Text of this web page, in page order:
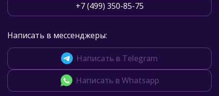
+7 (499) 350-85-75
Написать в мессенджеры:
Написать в Telegram
Написать в Whatsapp